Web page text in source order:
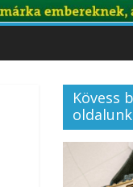
Kövess